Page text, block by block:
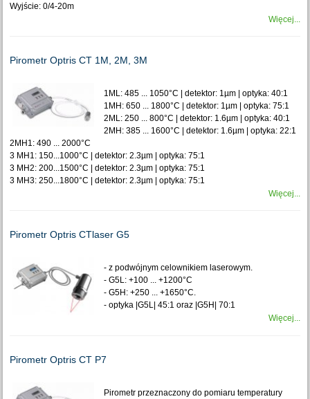
Wyjście: 0/4-20m
Więcej...
Pirometr Optris CT 1M, 2M, 3M
1ML: 485 ... 1050°C | detektor: 1µm | optyka: 40:1
1MH: 650 ... 1800°C | detektor: 1µm | optyka: 75:1
2ML: 250 ... 800°C | detektor: 1.6µm | optyka: 40:1
2MH: 385 ... 1600°C | detektor: 1.6µm | optyka: 22:1
2MH1: 490 ... 2000°C
3 MH1: 150...1000°C | detektor: 2.3µm | optyka: 75:1
3 MH2: 200...1500°C | detektor: 2.3µm | optyka: 75:1
3 MH3: 250...1800°C | detektor: 2.3µm | optyka: 75:1
Więcej...
Pirometr Optris CTlaser G5
- z podwójnym celownikiem laserowym.
- G5L: +100 ... +1200°C
- G5H: +250 ... +1650°C.
- optyka |G5L| 45:1 oraz |G5H| 70:1
Więcej...
Pirometr Optris CT P7
Pirometr przeznaczony do pomiaru temperatury